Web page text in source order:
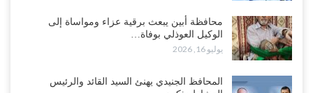
للسعودية بشأن النفط..!
أغسطس 6, 2026
“تقرير“| عرب جورنال: استقالة مدير مكتب العليمي.. هل دخلت سلطة
الرئاسي مرحلة التفكك المؤسسي..!
محافظة أبين يبعث برقية عزاء ومواساة إلى
الوكيل العوذلي بوفاة…
يوليو 16, 2026
المحافظ الجنيدي يهنئ السيد القائد والرئيس